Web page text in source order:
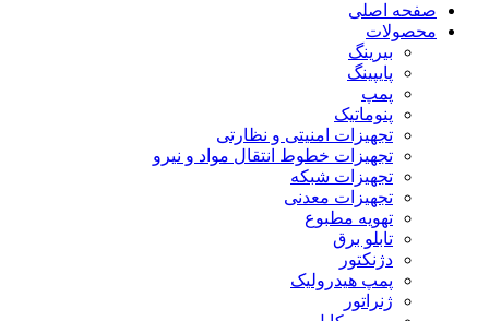
صفحه اصلی
محصولات
بیرینگ
پایپینگ
پمپ
پنوماتیک
تجهیزات امنیتی و نظارتی
تجهیزات خطوط انتقال مواد و نیرو
تجهیزات شبکه
تجهیزات معدنی
تهویه مطبوع
تابلو برق
دژنکتور
پمپ هیدرولیک
ژنراتور